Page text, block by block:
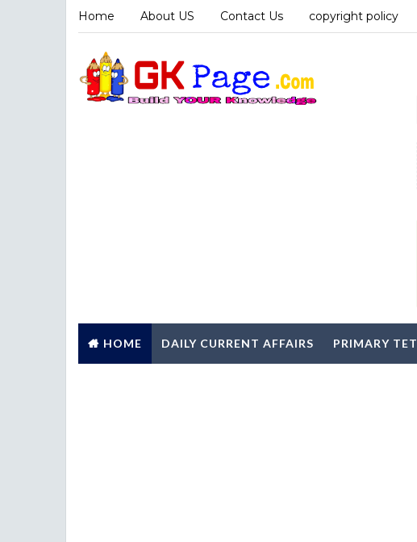
Home About US Contact Us copyright policy
HOME DAILY CURRENT AFFAIRS PRIMARY TET